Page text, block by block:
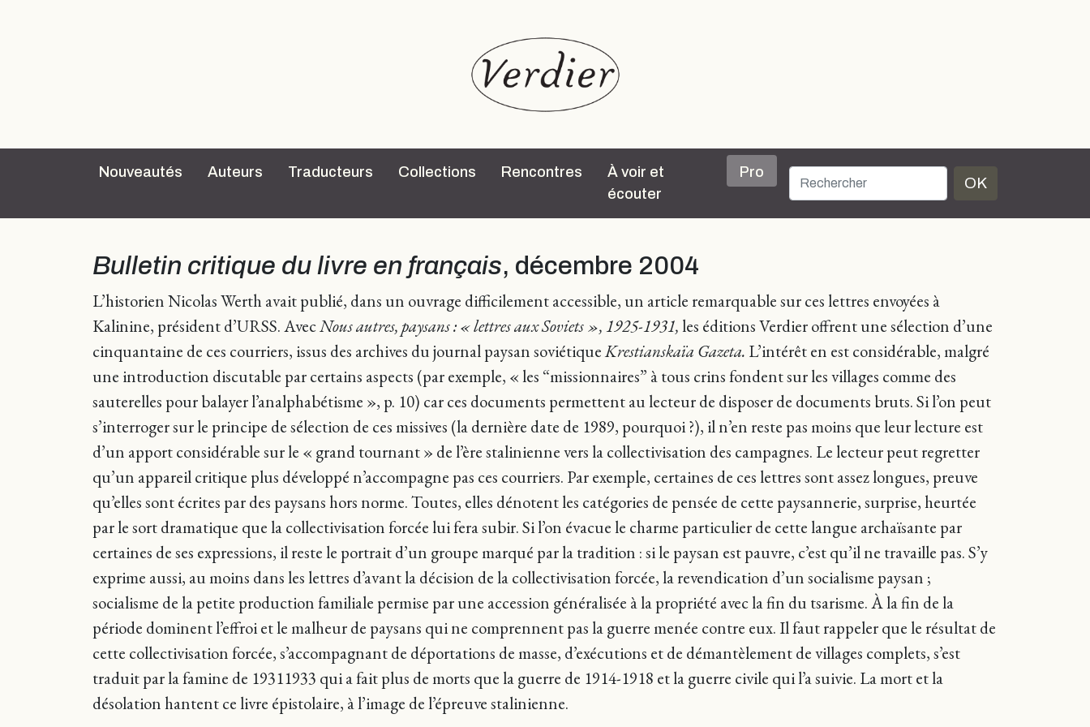
Nouveautés Auteurs Traducteurs Collections Rencontres
À voir et
écouter
Pro
OK
Bulletin critique du livre en français, décembre 2004
L’historien Nicolas Werth avait publié, dans un ouvrage difficilement accessible, un article remarquable sur ces lettres envoyées à
Kalinine, président d’URSS. AvecNous autres, paysans : « lettres aux Soviets », 1925-1931,les éditions Verdier offrent une sélection d’une
cinquantaine de ces courriers, issus des archives du journal paysan soviétiqueKrestianskaïa Gazeta. L’intérêt en est considérable, malgré
une introduction discutable par certains aspects (par exemple, « les “missionnaires” à tous crins fondent sur les villages comme des
sauterelles pour balayer l’analphabétisme », p. 10) car ces documents permettent au lecteur de disposer de documents bruts. Si l’on peut
s’interroger sur le principe de sélection de ces missives (la dernière date de 1989, pourquoi ?), il n’en reste pas moins que leur lecture est
d’un apport considérable sur le « grand tournant » de l’ère stalinienne vers la collectivisation des campagnes. Le lecteur peut regretter
qu’un appareil critique plus développé n’accompagne pas ces courriers. Par exemple, certaines de ces lettres sont assez longues, preuve
qu’elles sont écrites par des paysans hors norme. Toutes, elles dénotent les catégories de pensée de cette paysannerie, surprise, heurtée
par le sort dramatique que la collectivisation forcée lui fera subir. Si l’on évacue le charme particulier de cette langue archaïsante par
certaines de ses expressions, il reste le portrait d’un groupe marqué par la tradition : si le paysan est pauvre, c’est qu’il ne travaille pas. S’y
exprime aussi, au moins dans les lettres d’avant la décision de la collectivisation forcée, la revendication d’un socialisme paysan ;
socialisme de la petite production familiale permise par une accession généralisée à la propriété avec la fin du tsarisme. À la fin de la
période dominent l’effroi et le malheur de paysans qui ne comprennent pas la guerre menée contre eux. Il faut rappeler que le résultat de
cette collectivisation forcée, s’accompagnant de déportations de masse, d’exécutions et de démantèlement de villages complets, s’est
traduit par la famine de 19311933 qui a fait plus de morts que la guerre de 1914-1918 et la guerre civile qui l’a suivie. La mort et la
désolation hantent ce livre épistolaire, à l’image de l’épreuve stalinienne.